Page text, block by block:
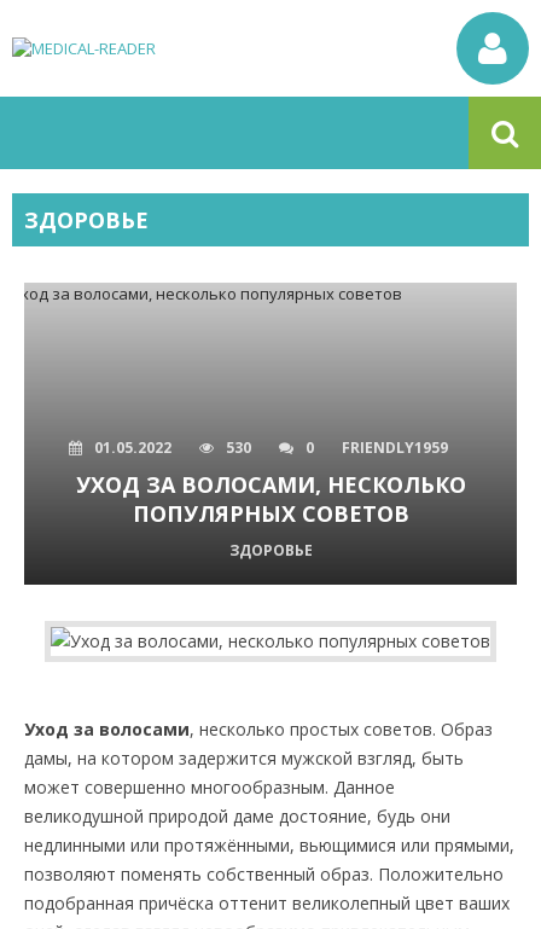
ЗДОРОВЬЕ
01.05.2022 530 0 FRIENDLY1959
УХОД ЗА ВОЛОСАМИ, НЕСКОЛЬКО
ПОПУЛЯРНЫХ СОВЕТОВ
ЗДОРОВЬЕ
Уход за волосами, несколько простых советов. Образ
дамы, на котором задержится мужской взгляд, быть
может совершенно многообразным. Данное
великодушной природой даме достояние, будь они
недлинными или протяжёнными, вьющимися или прямыми,
позволяют поменять собственный образ. Положительно
подобранная причёска оттенит великолепный цвет ваших